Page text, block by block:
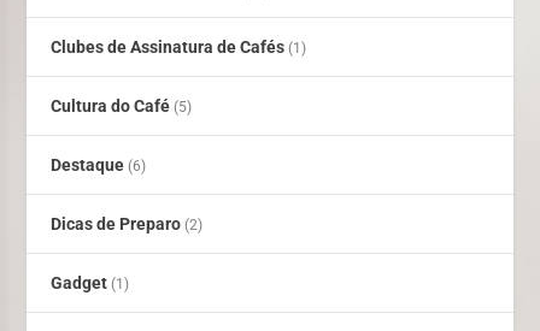
Clubes de Assinatura de Cafés (1)
Cultura do Café (5)
Destaque (6)
Dicas de Preparo (2)
Gadget (1)